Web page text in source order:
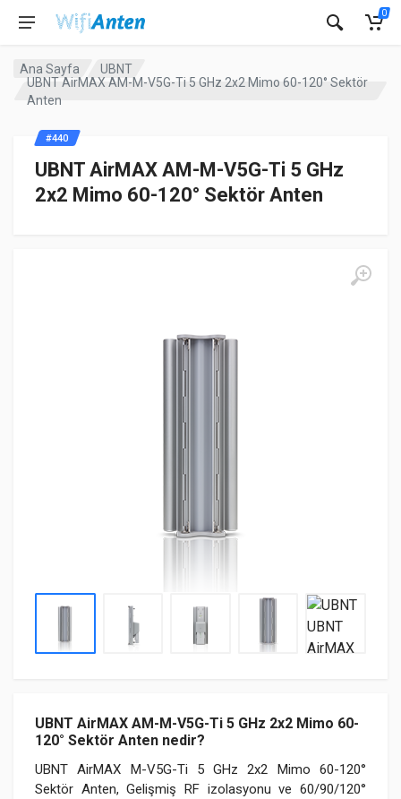
0
Ana Sayfa
UBNT
UBNT AirMAX AM-M-V5G-Ti 5 GHz 2x2 Mimo 60-120° Sektör
Anten
UBNT AirMAX AM-M-V5G-Ti 5 GHz
2x2 Mimo 60-120° Sektör Anten
UBNT AirMAX AM-M-V5G-Ti 5 GHz 2x2 Mimo 60-
120° Sektör Anten nedir?
UBNT AirMAX M-V5G-Ti 5 GHz 2x2 Mimo 60-120°
Sektör Anten, Gelişmiş RF izolasyonu ve 60/90/120°
#440